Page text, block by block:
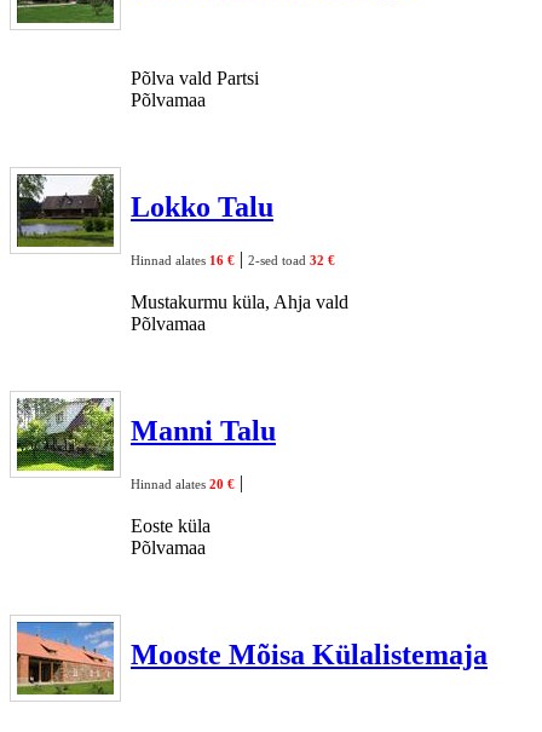
Põlva vald Partsi
Põlvamaa
Lokko Talu
Hinnad alates 16 € | 2-sed toad 32 €
Mustakurmu küla, Ahja vald
Põlvamaa
Manni Talu
Hinnad alates 20 € |
Eoste küla
Põlvamaa
Mooste Mõisa Külalistemaja